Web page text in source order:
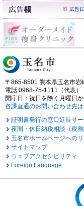
〒865-8501 熊本県玉名市岩
電話:0968-75-1111（代表）
開庁日：祝日を除く月曜日
各課直通のお問い合わせ先
証明書発行の窓口延長サ
夜間・休日納税相談（税務
玉名市ホームページへの
サイトマップ
ウェブアクセシビリティ
Foreign Language